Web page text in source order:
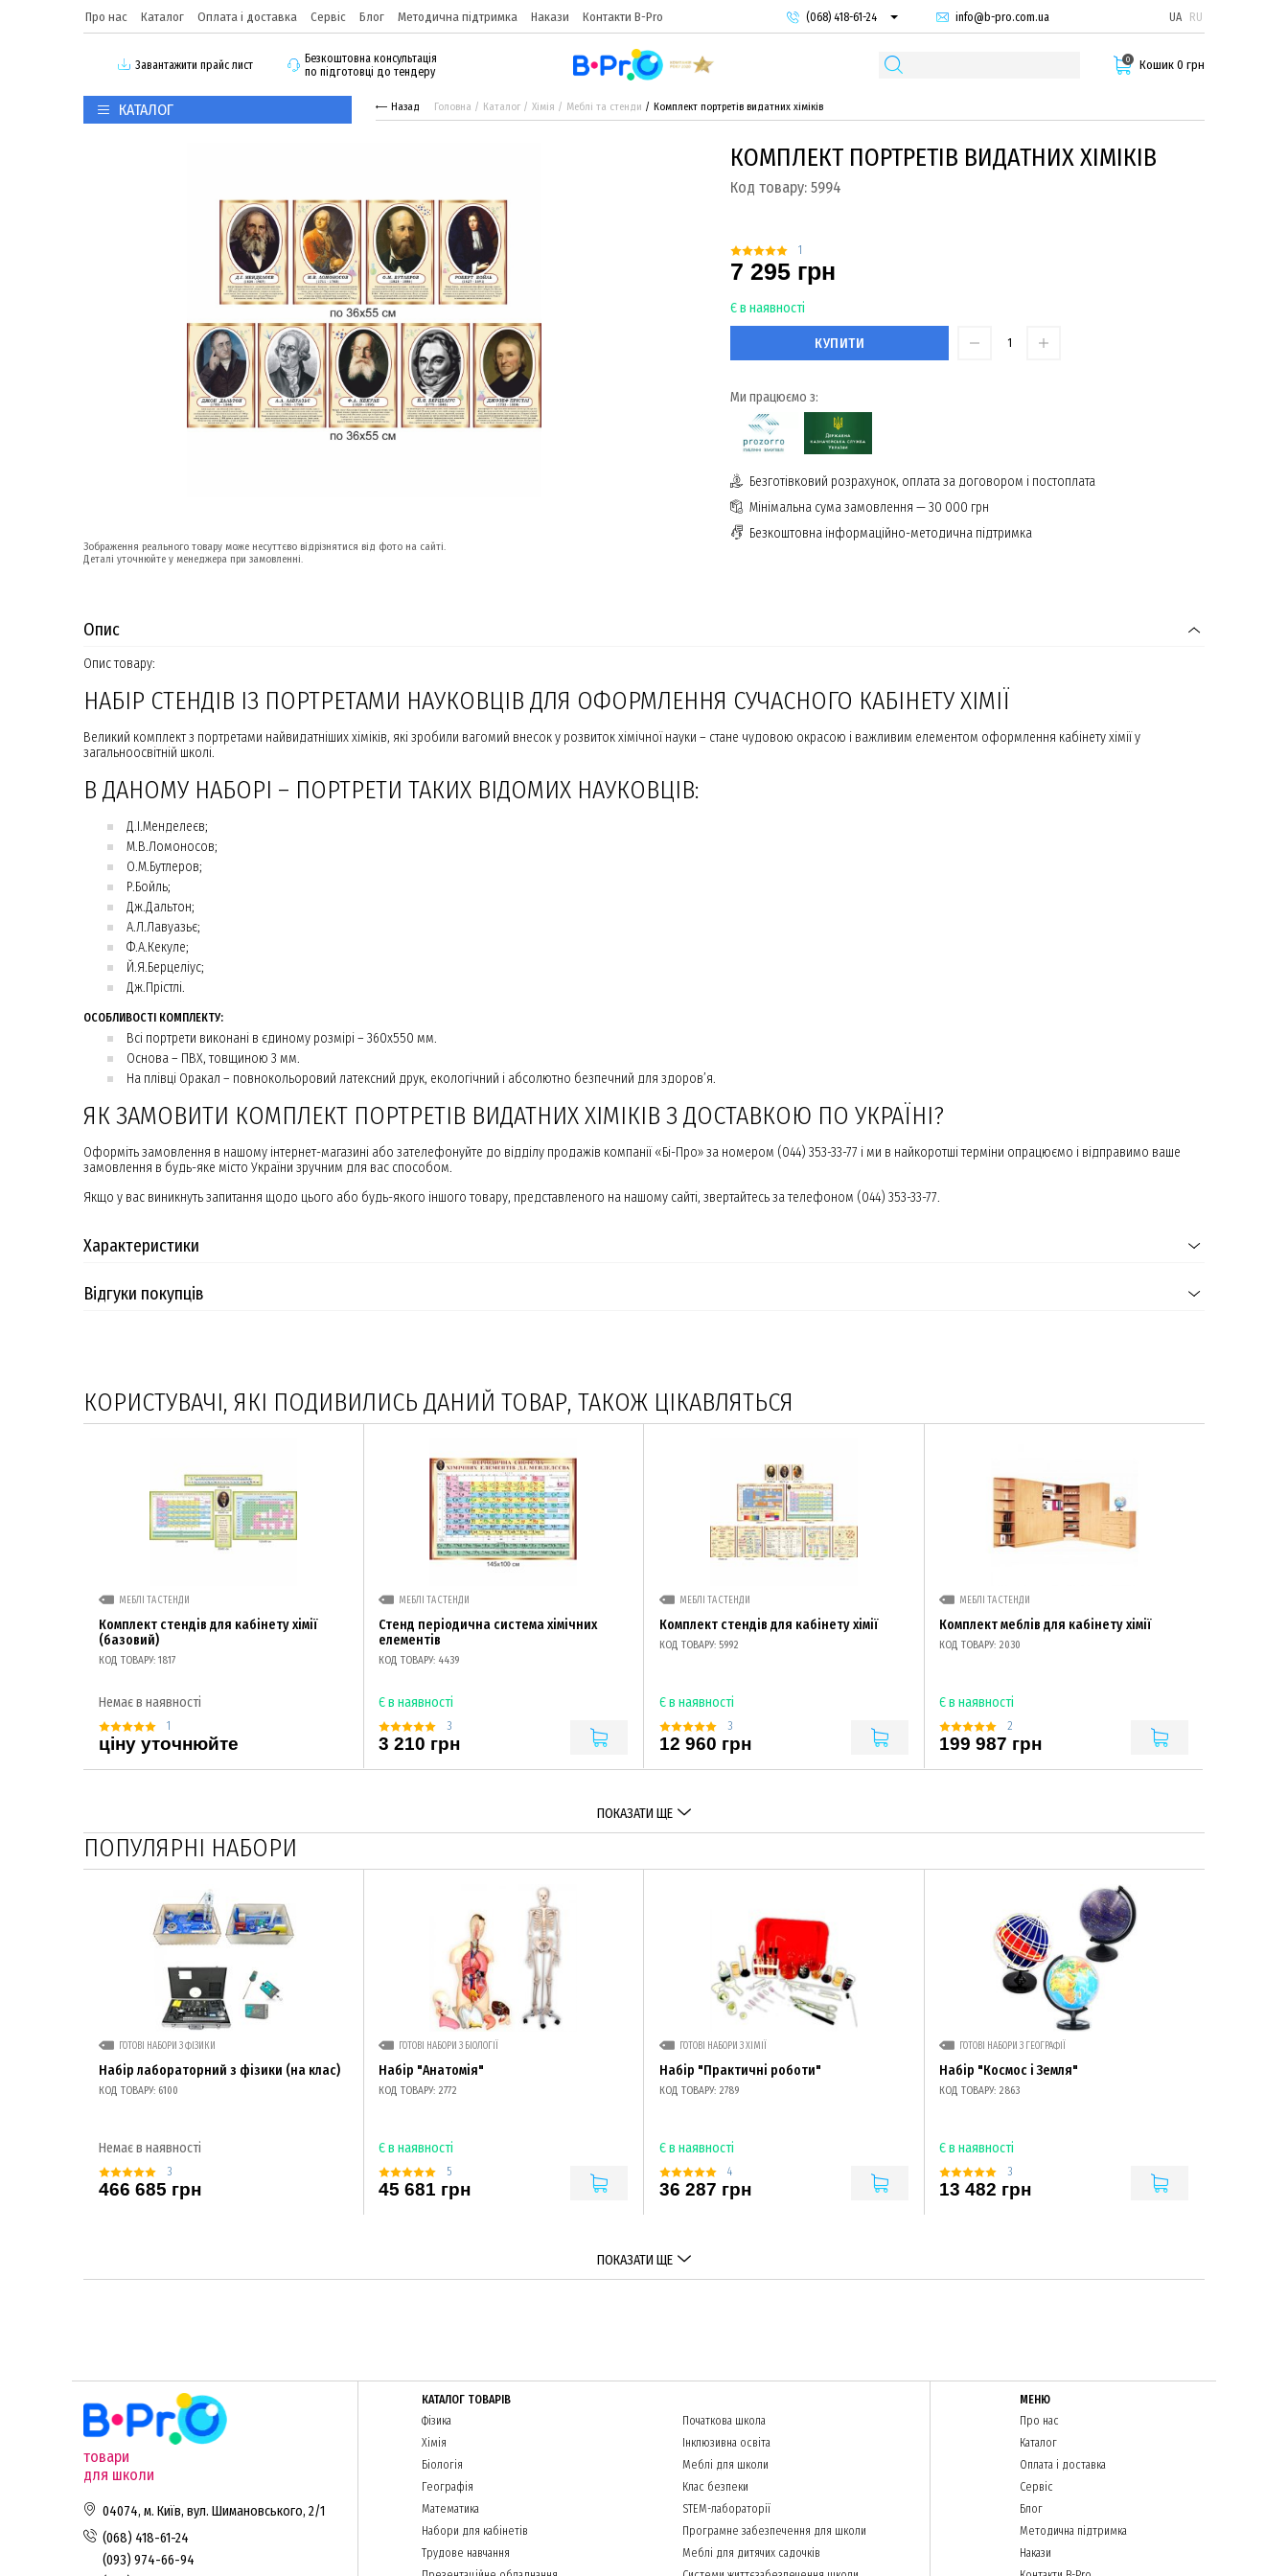
Про нас Каталог Оплата і доставка Сервіс Блог Методична підтримка Накази Контакти B-Pro
(068) 418-61-24
info@b-pro.com.ua UA RU
3авантажити прайс лист
Безкоштовна консультація
по підготовці до тендеру
0 Кошик 0 грн
КАТАЛОГ Назад Головна Каталог Хімія Меблі та стенди Комплект портретів видатних хіміків
Зображення реального товару може несуттєво відрізнятися від фото на сайті.
Деталі уточнюйте у менеджера при замовленні.
КОМПЛЕКТ ПОРТРЕТІВ ВИДАТНИХ ХІМІКІВ
Код товару: 5994
1
7 295 грн
Є в наявності
КУПИТИ
Ми працюємо з:
Безготівковий розрахунок, оплата за договором і постоплата
Мінімальна сума замовлення — 30 000 грн
Безкоштовна інформаційно-методична підтримка
Опис
Опис товару:
НАБІР СТЕНДІВ ІЗ ПОРТРЕТАМИ НАУКОВЦІВ ДЛЯ ОФОРМЛЕННЯ СУЧАСНОГО КАБІНЕТУ ХІМІЇ
Великий комплект з портретами найвидатніших хіміків, які зробили вагомий внесок у розвиток хімічної науки – стане чудовою окрасою і важливим елементом оформлення кабінету хімії у
загальноосвітній школі.
В ДАНОМУ НАБОРІ – ПОРТРЕТИ ТАКИХ ВІДОМИХ НАУКОВЦІВ:
Д.І.Менделеєв;
М.В.Ломоносов;
О.М.Бутлеров;
Р.Бойль;
Дж.Дальтон;
А.Л.Лавуазьє;
Ф.А.Кекуле;
Й.Я.Берцеліус;
Дж.Прістлі.
ОСОБЛИВОСТІ КОМПЛЕКТУ:
Всі портрети виконані в єдиному розмірі – 360х550 мм.
Основа – ПВХ, товщиною 3 мм.
На плівці Оракал – повнокольоровий латексний друк, екологічний і абсолютно безпечний для здоров’я.
ЯК ЗАМОВИТИ КОМПЛЕКТ ПОРТРЕТІВ ВИДАТНИХ ХІМІКІВ З ДОСТАВКОЮ ПО УКРАЇНІ?
Оформіть замовлення в нашому інтернет-магазині або зателефонуйте до відділу продажів компанії «Бі-Про» за номером (044) 353-33-77 і ми в найкоротші терміни опрацюємо і відправимо ваше
замовлення в будь-яке місто України зручним для вас способом.
Якщо у вас виникнуть запитання щодо цього або будь-якого іншого товару, представленого на нашому сайті, звертайтесь за телефоном (044) 353-33-77.
Характеристики
Відгуки покупців
КОРИСТУВАЧІ, ЯКІ ПОДИВИЛИСЬ ДАНИЙ ТОВАР, ТАКОЖ ЦІКАВЛЯТЬСЯ
МЕБЛІ ТА СТЕНДИ
Комплект стендів для кабінету хімії
(базовий)
КОД ТОВАРУ: 1817
Немає в наявності
1
ціну уточнюйте
МЕБЛІ ТА СТЕНДИ
Стенд періодична система хімічних
елементів
КОД ТОВАРУ: 4439
Є в наявності
3
3 210 грн
МЕБЛІ ТА СТЕНДИ
Комплект стендів для кабінету хімії
КОД ТОВАРУ: 5992
Є в наявності
3
12 960 грн
МЕБЛІ ТА СТЕНДИ
Комплект меблів для кабінету хімії
КОД ТОВАРУ: 2030
Є в наявності
2
199 987 грн
ПОКАЗАТИ ЩЕ
ПОПУЛЯРНІ НАБОРИ
ГОТОВІ НАБОРИ З ФІЗИКИ
Набір лабораторний з фізики (на клас)
КОД ТОВАРУ: 6100
Немає в наявності
3
466 685 грн
ГОТОВІ НАБОРИ З БІОЛОГІЇ
Набір "Анатомія"
КОД ТОВАРУ: 2772
Є в наявності
5
45 681 грн
ГОТОВІ НАБОРИ З ХІМІЇ
Набір "Практичні роботи"
КОД ТОВАРУ: 2789
Є в наявності
4
36 287 грн
ГОТОВІ НАБОРИ З ГЕОГРАФІЇ
Набір "Космос і Земля"
КОД ТОВАРУ: 2863
Є в наявності
3
13 482 грн
ПОКАЗАТИ ЩЕ
товари
для школи
04074, м. Київ, вул. Шимановського, 2/1
(068) 418-61-24
(093) 974-66-94
КАТАЛОГ ТОВАРІВ
Фізика
Хімія
Біологія
Географія
Математика
Набори для кабінетів
Трудове навчання
Початкова школа
Інклюзивна освіта
Меблі для школи
Клас безпеки
STEM-лабораторії
Програмне забезпечення для школи
Меблі для дитячих садочків
МЕНЮ
Про нас
Каталог
Оплата і доставка
Сервіс
Блог
Методична підтримка
Накази